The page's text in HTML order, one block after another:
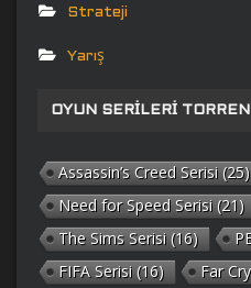
Strateji
Yarış
OYUN SERILERI
Assassin’s Creed Serisi (25)
Need for Speed Serisi (21)
The Sims Serisi (16)
FIFA Serisi (16) Far